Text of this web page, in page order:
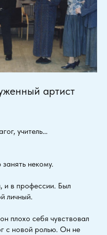
артист
учитель…
некому.
и в профессии. Был
личный.
плохо себя чувствовал
с новой ролью. Он не